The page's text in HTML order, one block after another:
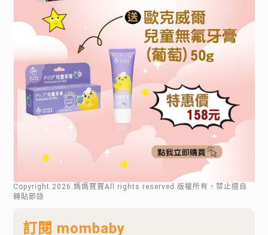
Copyright 2026 .媽媽寶寶All rights reserved.版權所有，禁止擅自
轉貼節錄
訂閱 mombaby